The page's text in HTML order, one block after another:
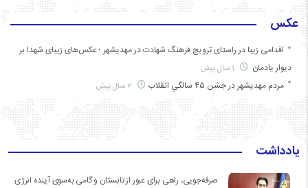
عکس
اقدامی زیبا در راستای ترویج فرهنگ شهادت در مهدیشهر ؛ عکس‌های زیبای شهدا بر
دیوار یادمان
مردم مهدیشهر در جشن ۴۵ سالگیِ انقلاب
یادداشت
صرفه‌جویی، راهی برای عبور از تابستان و گامی به‌سوی آینده انرژی